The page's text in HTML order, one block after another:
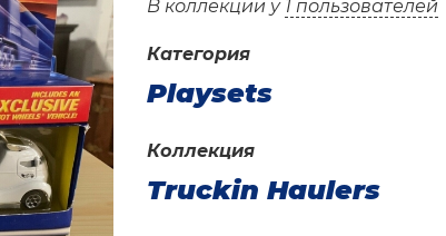
В коллекции у 1 пользователей
Категория
Playsets
Коллекция
Truckin Haulers